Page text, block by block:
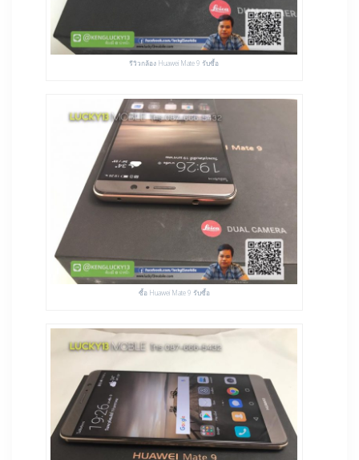
รีวิวกล้อง Huawei Mate 9 รับซื้อ
ซื้อ Huawei Mate 9 รับซื้อ